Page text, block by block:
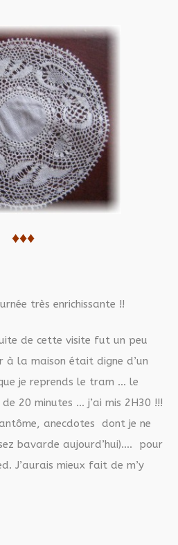
♦♦♦
très enrichissante !!
de cette visite fut un peu
à la maison était digne d’un
je reprends le tram … le
20 minutes … j’ai mis 2H30 !!!
anecdotes dont je ne
bavarde aujourd’hui)…. pour
J’aurais mieux fait de m’y